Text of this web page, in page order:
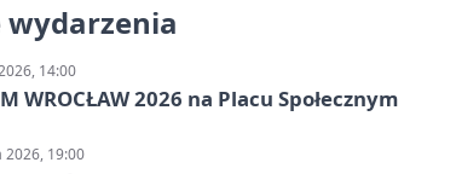
wydarzenia
14:00
WROCŁAW 2026 na Placu Społecznym
2026, 19:00